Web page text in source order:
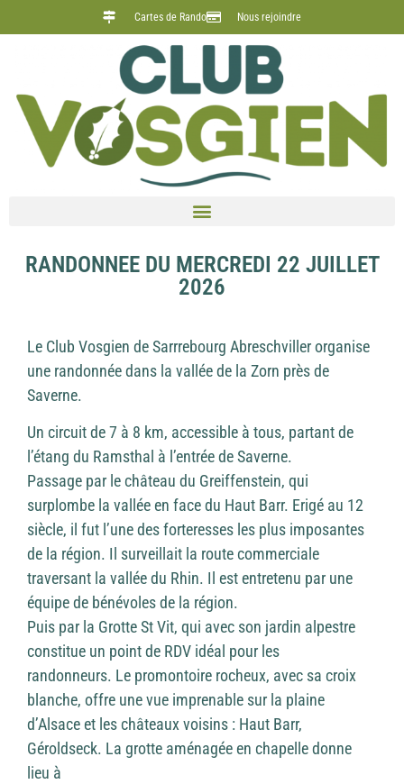
Cartes de Rando Nous rejoindre
RANDONNEE DU MERCREDI 22 JUILLET
2026
Le Club Vosgien de Sarrrebourg Abreschviller organise
une randonnée dans la vallée de la Zorn près de
Saverne.
Un circuit de 7 à 8 km, accessible à tous, partant de
l’étang du Ramsthal à l’entrée de Saverne.
Passage par le château du Greiffenstein, qui
surplombe la vallée en face du Haut Barr. Erigé au 12
siècle, il fut l’une des forteresses les plus imposantes
de la région. Il surveillait la route commerciale
traversant la vallée du Rhin. Il est entretenu par une
équipe de bénévoles de la région.
Puis par la Grotte St Vit, qui avec son jardin alpestre
constitue un point de RDV idéal pour les
randonneurs. Le promontoire rocheux, avec sa croix
blanche, offre une vue imprenable sur la plaine
d’Alsace et les châteaux voisins : Haut Barr,
Géroldseck. La grotte aménagée en chapelle donne
lieu à